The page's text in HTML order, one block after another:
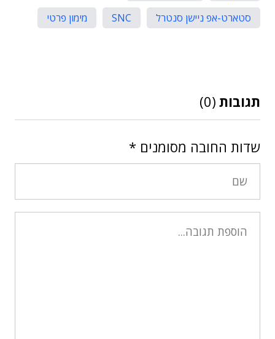
סטארט-אפ ניישן סנטרל
SNC מימון פרטי
תגובות (0)
שדות החובה מסומנים *